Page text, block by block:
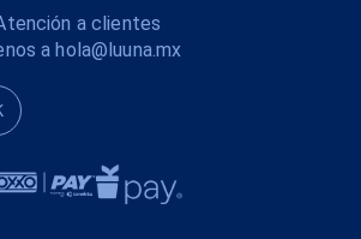
a clientes
a hola@luuna.mx